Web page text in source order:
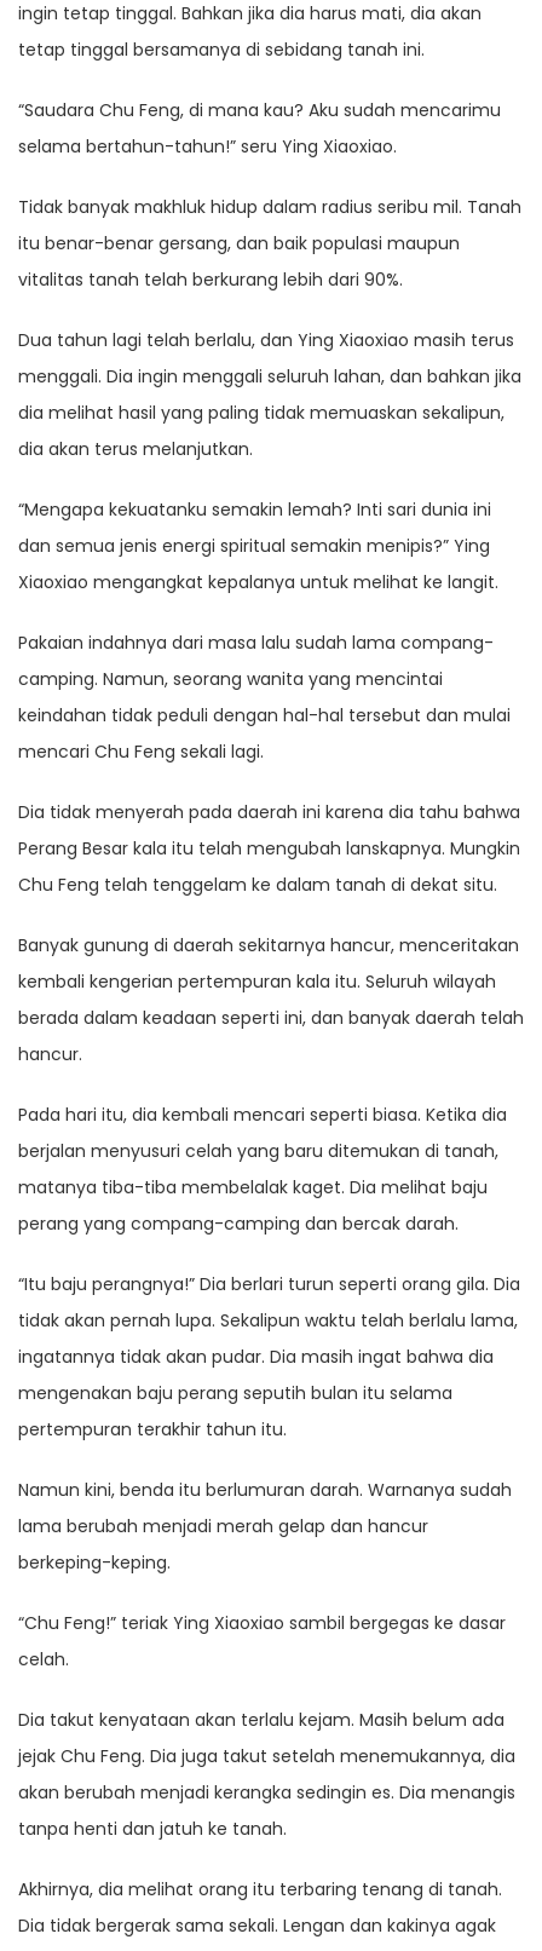
ingin tetap tinggal. Bahkan jika dia harus mati, dia akan
tetap tinggal bersamanya di sebidang tanah ini.
“Saudara Chu Feng, di mana kau? Aku sudah mencarimu
selama bertahun-tahun!” seru Ying Xiaoxiao.
Tidak banyak makhluk hidup dalam radius seribu mil. Tanah
itu benar-benar gersang, dan baik populasi maupun
vitalitas tanah telah berkurang lebih dari 90%.
Dua tahun lagi telah berlalu, dan Ying Xiaoxiao masih terus
menggali. Dia ingin menggali seluruh lahan, dan bahkan jika
dia melihat hasil yang paling tidak memuaskan sekalipun,
dia akan terus melanjutkan.
“Mengapa kekuatanku semakin lemah? Inti sari dunia ini
dan semua jenis energi spiritual semakin menipis?” Ying
Xiaoxiao mengangkat kepalanya untuk melihat ke langit.
Pakaian indahnya dari masa lalu sudah lama compang-
camping. Namun, seorang wanita yang mencintai
keindahan tidak peduli dengan hal-hal tersebut dan mulai
mencari Chu Feng sekali lagi.
Dia tidak menyerah pada daerah ini karena dia tahu bahwa
Perang Besar kala itu telah mengubah lanskapnya. Mungkin
Chu Feng telah tenggelam ke dalam tanah di dekat situ.
Banyak gunung di daerah sekitarnya hancur, menceritakan
kembali kengerian pertempuran kala itu. Seluruh wilayah
berada dalam keadaan seperti ini, dan banyak daerah telah
hancur.
Pada hari itu, dia kembali mencari seperti biasa. Ketika dia
berjalan menyusuri celah yang baru ditemukan di tanah,
matanya tiba-tiba membelalak kaget. Dia melihat baju
perang yang compang-camping dan bercak darah.
“Itu baju perangnya!” Dia berlari turun seperti orang gila. Dia
tidak akan pernah lupa. Sekalipun waktu telah berlalu lama,
ingatannya tidak akan pudar. Dia masih ingat bahwa dia
mengenakan baju perang seputih bulan itu selama
pertempuran terakhir tahun itu.
Namun kini, benda itu berlumuran darah. Warnanya sudah
lama berubah menjadi merah gelap dan hancur
berkeping-keping.
“Chu Feng!” teriak Ying Xiaoxiao sambil bergegas ke dasar
celah.
Dia takut kenyataan akan terlalu kejam. Masih belum ada
jejak Chu Feng. Dia juga takut setelah menemukannya, dia
akan berubah menjadi kerangka sedingin es. Dia menangis
tanpa henti dan jatuh ke tanah.
Akhirnya, dia melihat orang itu terbaring tenang di tanah.
Dia tidak bergerak sama sekali. Lengan dan kakinya agak